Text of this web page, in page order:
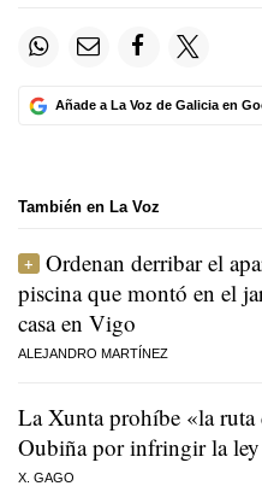
Añade a La Voz de Galicia en
También en La Voz
Ordenan derribar el
piscina que montó en el
casa en Vigo
ALEJANDRO MARTÍNEZ
La Xunta prohíbe «la ruta
Oubiña por infringir la
X. GAGO